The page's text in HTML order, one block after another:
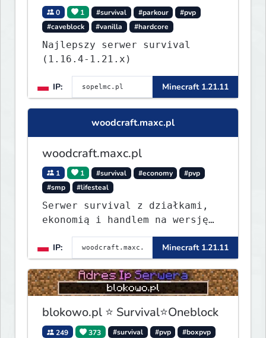
0 1 #survival #parkour
#pvp
#caveblock
#vanilla #hardcore
Najlepszy serwer survival
(1.16.4-1.21.x)
IP: Minecraft 1.21.11
woodcraft.maxc.pl
woodcraft.maxc.pl
1 1 #survival #economy
#pvp
#smp
#lifesteal
Serwer survival z działkami,
ekonomią i handlem na wersję
IP:
Minecraft 1.21.11
blokowo.pl ⭐ Survival⭐Oneblock
249 373 #survival #pvp
#boxpvp